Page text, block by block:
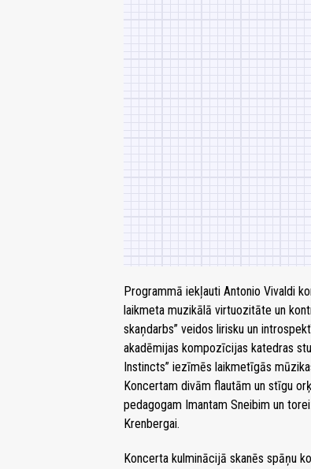
Programmā iekļauti Antonio Vivaldi
laikmeta muzikālā virtuozitāte un
skaņdarbs” veidos lirisku un
akadēmijas kompozīcijas katedras
Instincts” iezīmēs laikmetīgās
Koncertam divām flautām un stīgu
pedagogam Imantam Sneibim un
Krenbergai.
Koncerta kulminācijā skanēs spāņu